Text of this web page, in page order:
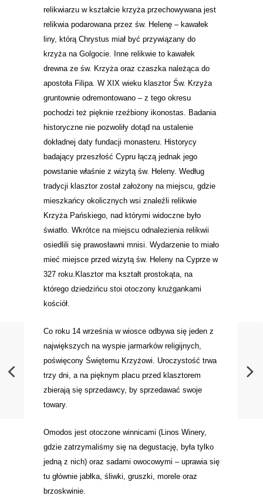
relikwiarzu w kształcie krzyża przechowywana jest
relikwia podarowana przez św. Helenę – kawałek
liny, którą Chrystus miał być przywiązany do
krzyża na Golgocie. Inne relikwie to kawałek
drewna ze św. Krzyża oraz czaszka należąca do
apostoła Filipa. W XIX wieku klasztor Św. Krzyża
gruntownie odremontowano – z tego okresu
pochodzi też pięknie rzeźbiony ikonostas. Badania
historyczne nie pozwoliły dotąd na ustalenie
dokładnej daty fundacji monasteru. Historycy
badający przeszłość Cypru łączą jednak jego
powstanie właśnie z wizytą św. Heleny. Według
tradycji klasztor został założony na miejscu, gdzie
mieszkańcy okolicznych wsi znaleźli relikwie
Krzyża Pańskiego, nad którymi widoczne było
światło. Wkrótce na miejscu odnalezienia relikwii
osiedlili się prawosławni mnisi. Wydarzenie to miało
mieć miejsce przed wizytą św. Heleny na Cyprze w
327 roku.Klasztor ma kształt prostokąta, na
którego dziedzińcu stoi otoczony krużgankami
kościół.
Co roku 14 września w wiosce odbywa się jeden z
największych na wyspie jarmarków religijnych,
poświęcony Świętemu Krzyżowi. Uroczystość trwa
trzy dni, a na pięknym placu przed klasztorem
zbierają się sprzedawcy, by sprzedawać swoje
towary.
Omodos jest otoczone winnicami (Linos Winery,
gdzie zatrzymaliśmy się na degustację, była tylko
jedną z nich) oraz sadami owocowymi – uprawia się
tu głównie jabłka, śliwki, gruszki, morele oraz
brzoskwinie.